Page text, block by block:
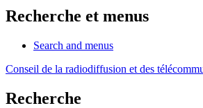
Recherche et menus
Search and menus
Conseil de la radiodiffusion et des
Recherche